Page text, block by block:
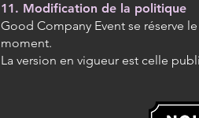
11. Modification de la politique
Good Company Event se réserve
moment.
La version en vigueur est celle